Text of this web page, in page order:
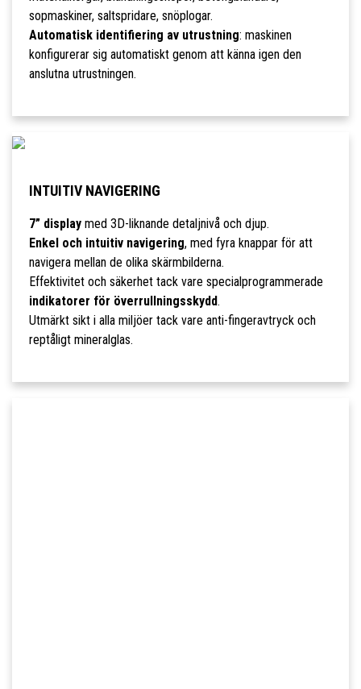
sopmaskiner, saltspridare, snöplogar.
Automatisk identifiering av utrustning: maskinen
konfigurerar sig automatiskt genom att känna igen den
anslutna utrustningen.
INTUITIV NAVIGERING
7” displaymed 3D-liknande detaljnivå och djup.
Enkel och intuitiv navigering, med fyra knappar för att
navigera mellan de olika skärmbilderna.
Effektivitet och säkerhet tack vare specialprogrammerade
indikatorer för överrullningsskydd.
Utmärkt sikt i alla miljöer tack vare anti-fingeravtryck och
reptåligt mineralglas.